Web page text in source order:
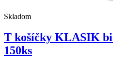
Skladom
T košíčky KLASIK
150ks